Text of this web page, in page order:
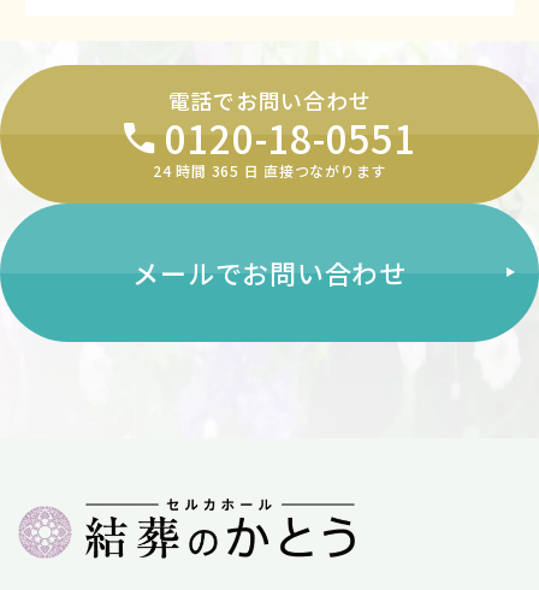
電話でお問い合わせ
0120-18-0551
24 時間 365 ⽇ 直接つながります
メールでお問い合わせ